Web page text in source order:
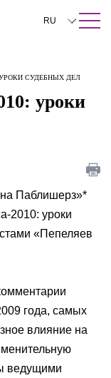
Закрыть
RU
中文
한국어
Italiano
Español
Français
СУДЕБНЫХ ДЕЛ
уроки
Паблишерз»*
2010: уроки
«Пепеляев
года, самых
влияние на
ведущими